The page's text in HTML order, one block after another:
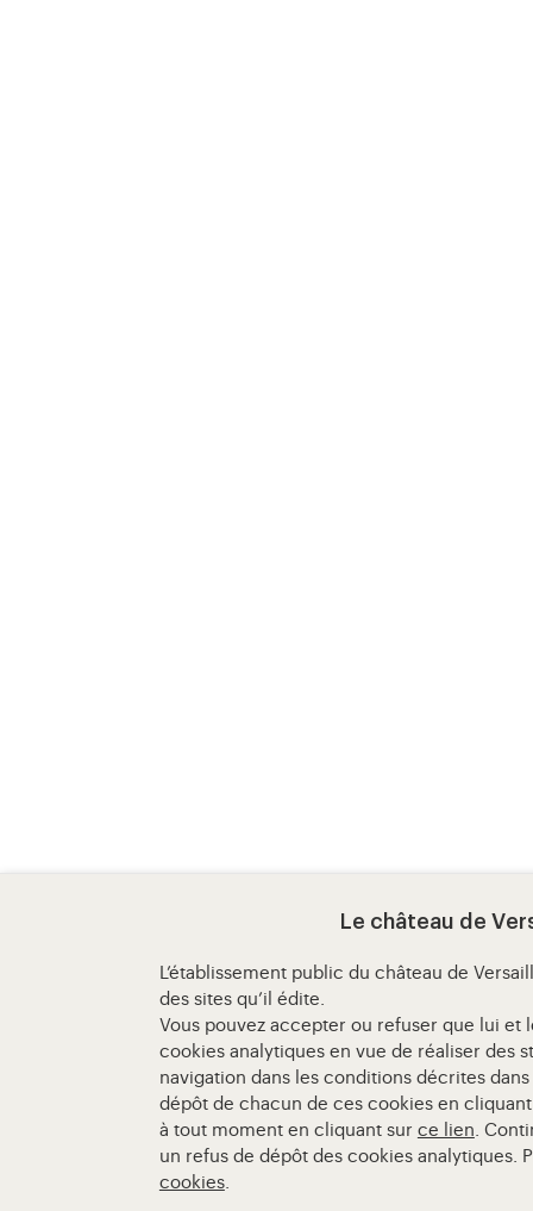
Le château de
L’établissement public du château de
des sites qu’il édite.
Vous pouvez accepter ou refuser que lui et
cookies analytiques en vue de réaliser des
navigation dans les conditions décrites
dépôt de chacun de ces cookies en
à tout moment en cliquant sur ce lien.
un refus de dépôt des cookies analytiques.
cookies.